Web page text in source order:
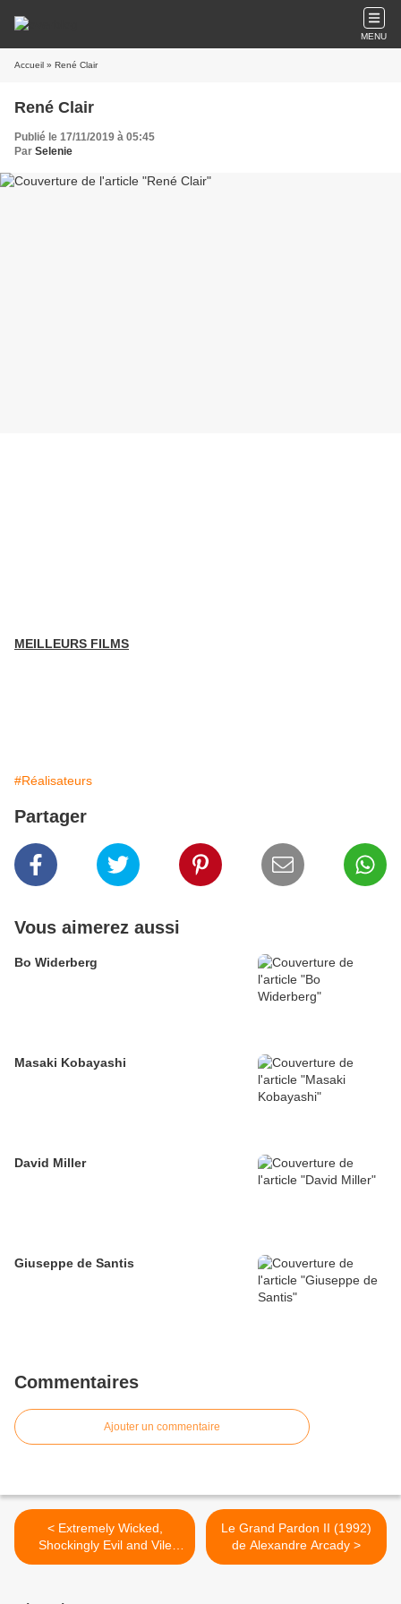
MENU
Accueil » René Clair
René Clair
Publié le 17/11/2019 à 05:45
Par Selenie
MEILLEURS FILMS
#Réalisateurs
Partager
Vous aimerez aussi
Bo Widerberg
Masaki Kobayashi
David Miller
Giuseppe de Santis
Commentaires
Ajouter un commentaire
< Extremely Wicked,
Shockingly Evil and Vile
(2019) de Joe Berlinger
Le Grand Pardon II (1992)
de Alexandre Arcady >